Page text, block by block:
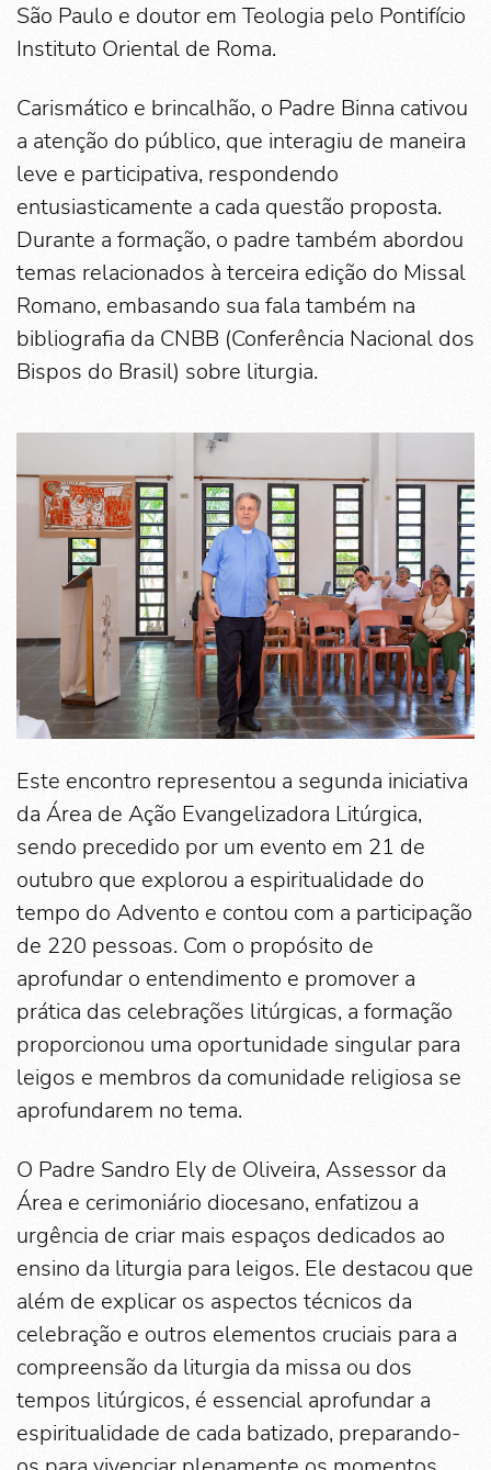
São Paulo e doutor em Teologia pelo Pontifício
Instituto Oriental de Roma.
Carismático e brincalhão, o Padre Binna cativou
a atenção do público, que interagiu de maneira
leve e participativa, respondendo
entusiasticamente a cada questão proposta.
Durante a formação, o padre também abordou
temas relacionados à terceira edição do Missal
Romano, embasando sua fala também na
bibliografia da CNBB (Conferência Nacional dos
Bispos do Brasil) sobre liturgia.
Este encontro representou a segunda iniciativa
da Área de Ação Evangelizadora Litúrgica,
sendo precedido por um evento em 21 de
outubro que explorou a espiritualidade do
tempo do Advento e contou com a participação
de 220 pessoas. Com o propósito de
aprofundar o entendimento e promover a
prática das celebrações litúrgicas, a formação
proporcionou uma oportunidade singular para
leigos e membros da comunidade religiosa se
aprofundarem no tema.
O Padre Sandro Ely de Oliveira, Assessor da
Área e cerimoniário diocesano, enfatizou a
urgência de criar mais espaços dedicados ao
ensino da liturgia para leigos. Ele destacou que
além de explicar os aspectos técnicos da
celebração e outros elementos cruciais para a
compreensão da liturgia da missa ou dos
tempos litúrgicos, é essencial aprofundar a
espiritualidade de cada batizado, preparando-